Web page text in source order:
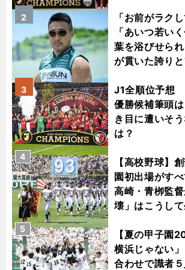
「お前がラク
「あいつ若い
葉を浴びせら
が貫いた誇り
2
J1全順位予想
優勝候補筆頭
き目に遭いそ
は？
3
【高校野球】
園初出場がす
高崎・青栁監
壊」はこうし
4
【夏の甲子園
横浜じゃない
合わせで識者
5